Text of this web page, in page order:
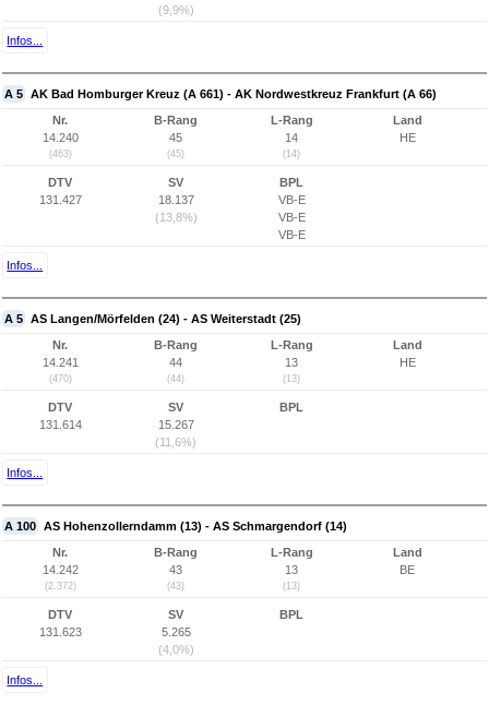
(9,9%)
Infos...
A 5 AK Bad Homburger Kreuz (A 661) - AK Nordwestkreuz Frankfurt (A 66)
Nr.
14.240
(463)
B-Rang
45
(45)
L-Rang
14
(14)
Land
HE
DTV
131.427
SV
18.137
(13,8%)
BPL
VB-E
VB-E
VB-E
Infos...
A 5 AS Langen/Mörfelden (24) - AS Weiterstadt (25)
Nr.
14.241
(470)
B-Rang
44
(44)
L-Rang
13
(13)
Land
HE
DTV
131.614
SV
15.267
(11,6%)
BPL
Infos...
A 100 AS Hohenzollerndamm (13) - AS Schmargendorf (14)
Nr.
14.242
(2.372)
B-Rang
43
(43)
L-Rang
13
(13)
Land
BE
DTV
131.623
SV
5.265
(4,0%)
BPL
Infos...